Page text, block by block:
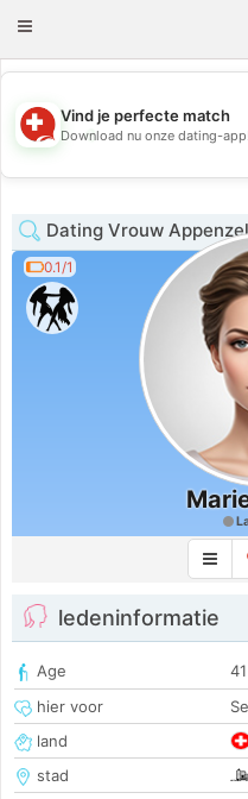
Toggle
💖
💕
Vind je perfecte match
Download nu onze dating-app!
Dating Vrouw
0.1/1
ledeninformatie
Age
hier voor
land
stad